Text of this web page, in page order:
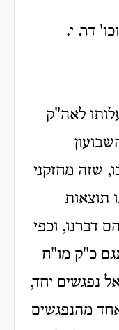
דר. י.
לאה"ק
שזה מחזקני
תוצאות
דברנו, וכפי
כ"ק מו"ח
נפגשים יחד,
מהנפגשים